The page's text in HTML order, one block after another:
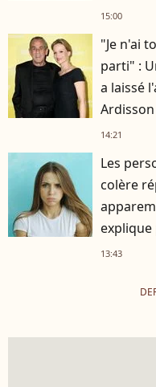
15:00
"Je n'ai
parti" :
a laissé
14:21
Les
colère
13:43